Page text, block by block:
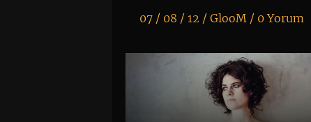
07 / 08 / 12 /GlooM / 0 Yorum